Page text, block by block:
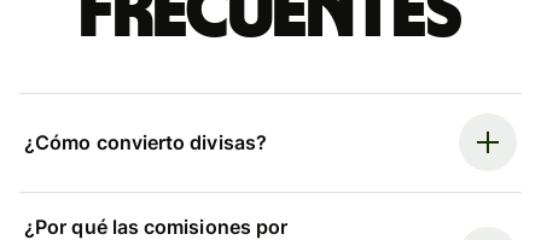
¿Cómo convierto divisas?
¿Por qué las comisiones por